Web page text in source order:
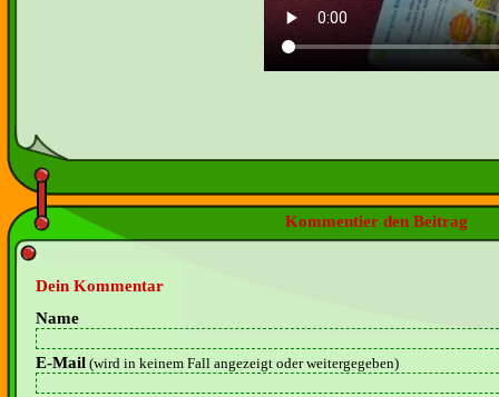
Kommentier den Beitrag
Dein Kommentar
Name
E-Mail (wird in keinem Fall angezeigt oder weitergegeben)